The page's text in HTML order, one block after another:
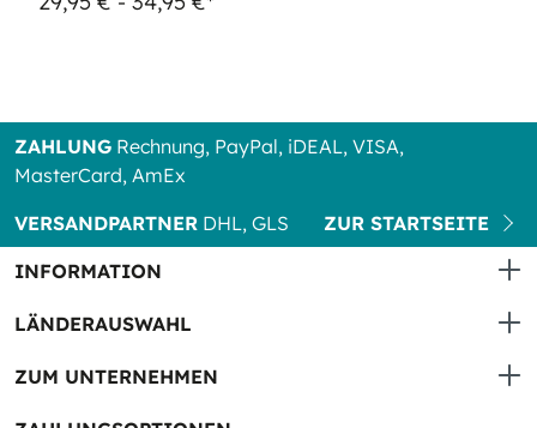
ZAHLUNG Rechnung, PayPal, iDEAL, VISA,
MasterCard, AmEx
VERSANDPARTNER DHL, GLS
ZUR STARTSEITE
INFORMATION
LÄNDERAUSWAHL
ZUM UNTERNEHMEN